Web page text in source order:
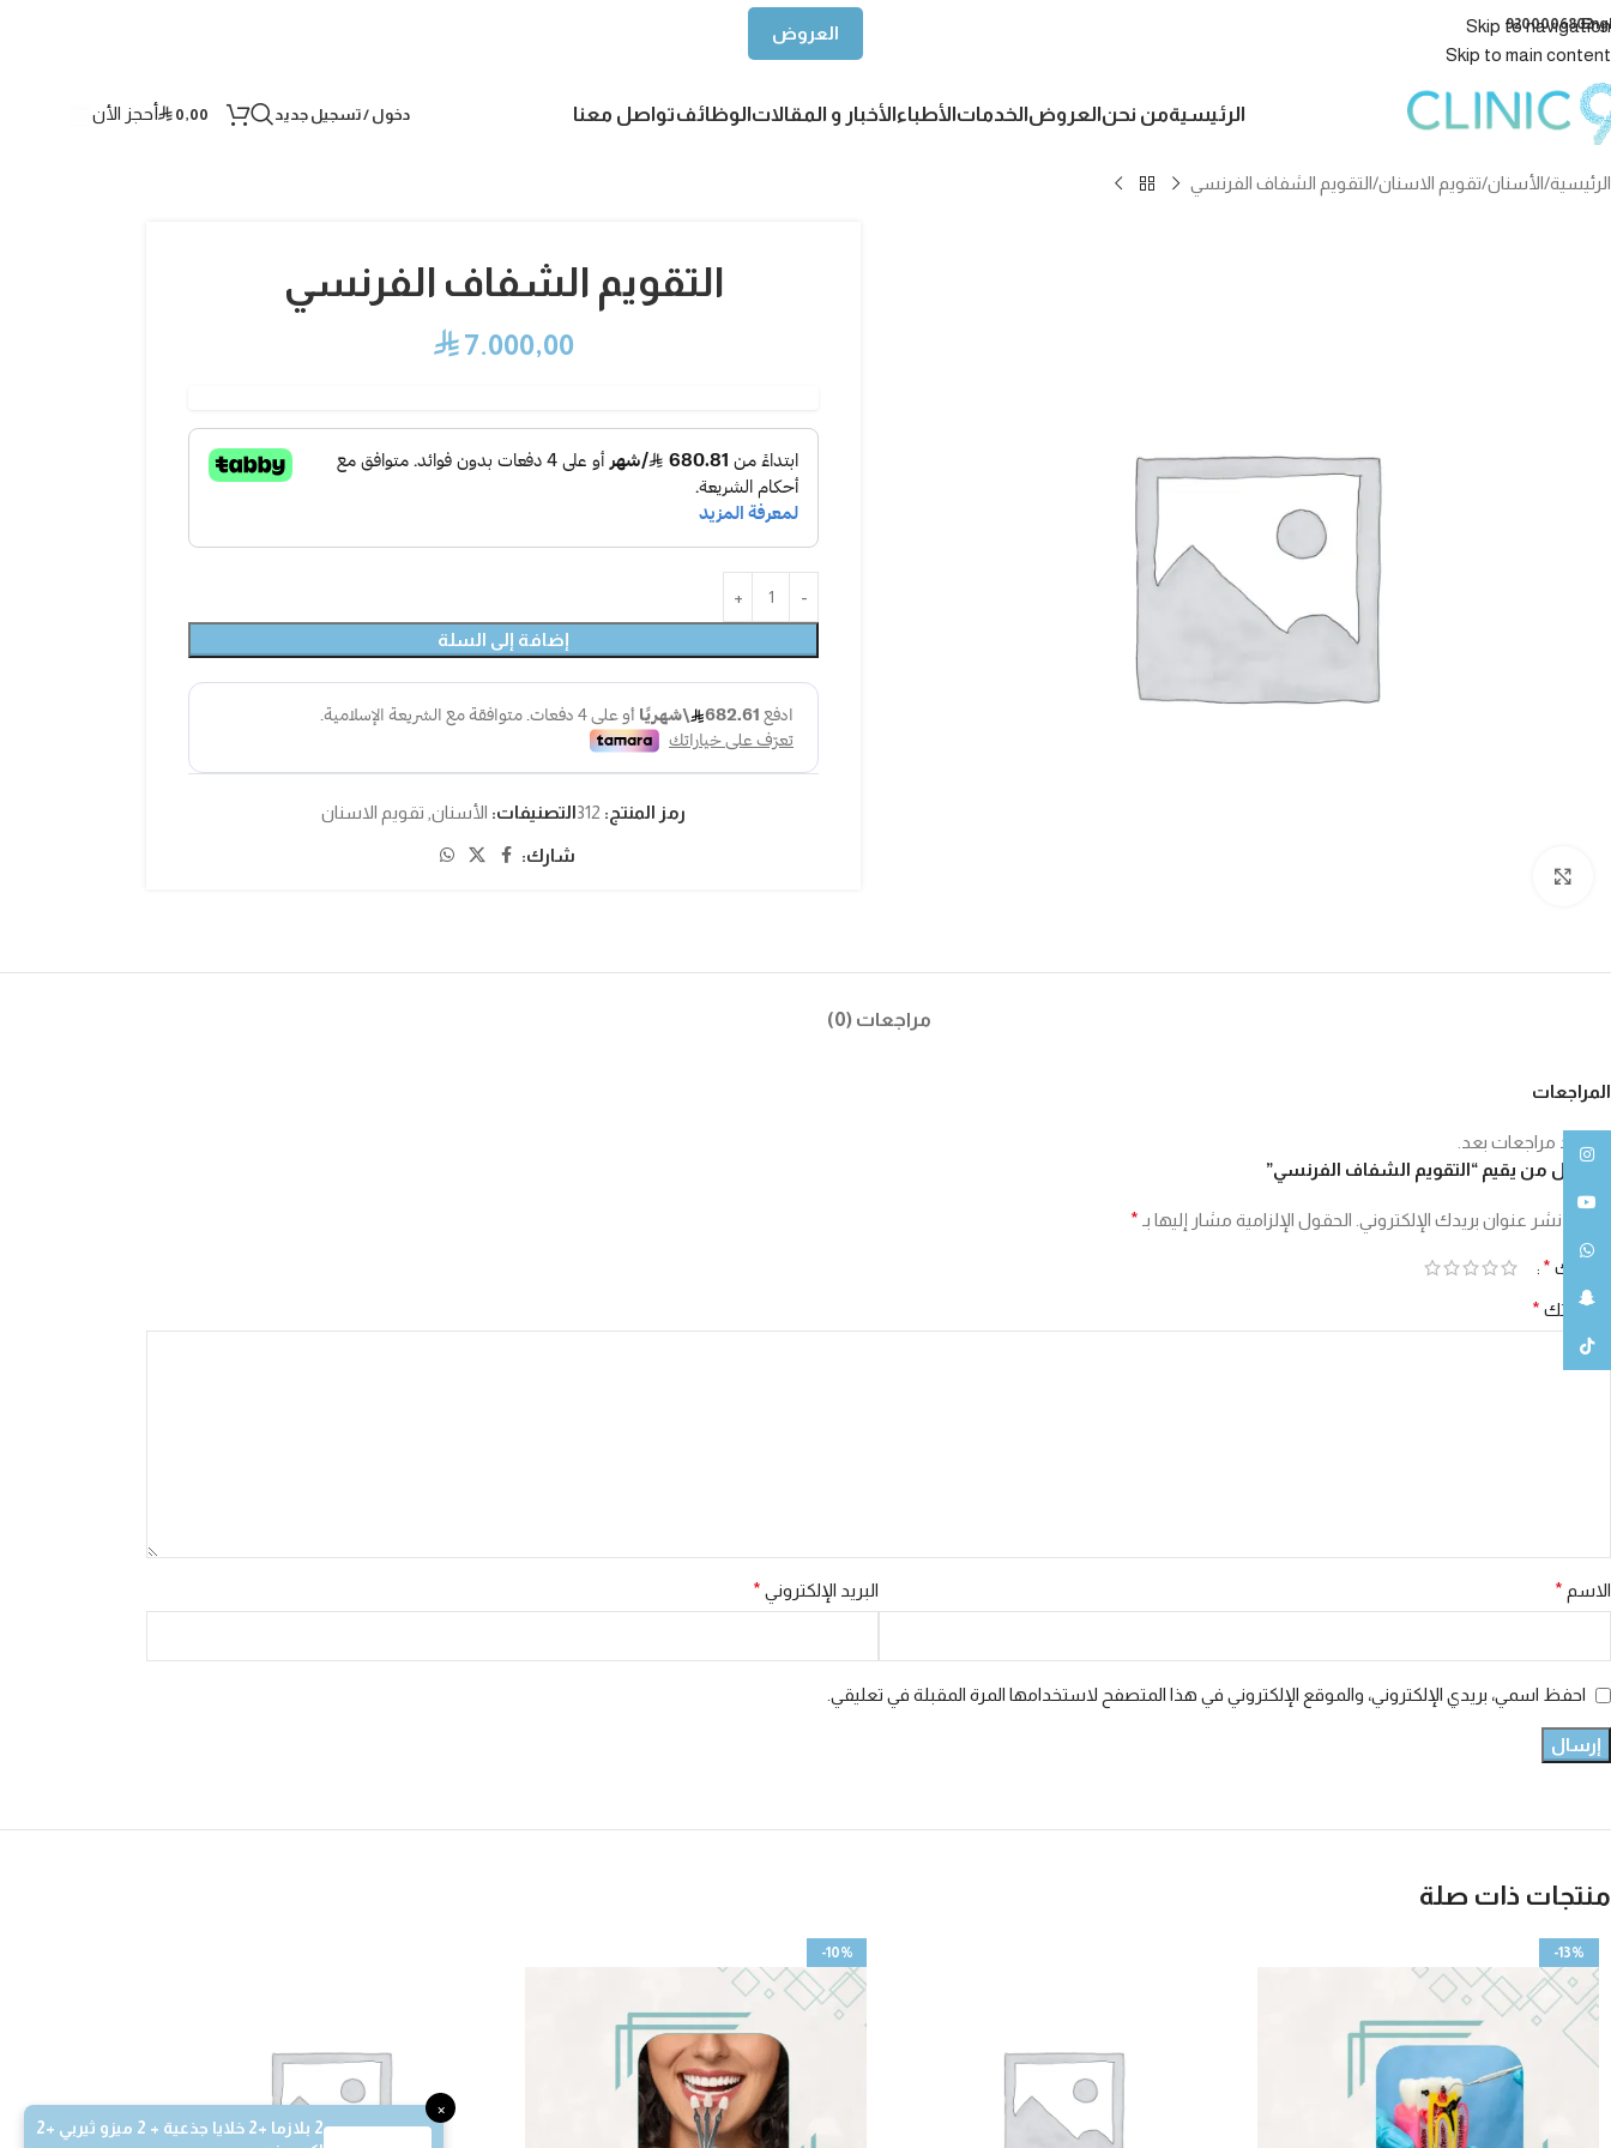
×
2 بلازما +2 خلايا جذعية + 2 ميزو ثيربي +2
Skip to navigation
Skip to main content
9200006802 العروض
الرئيسيةمن نحنالعروضالخدماتالأطباءالأخبار و المقالاتالوظائفتواصل معنا دخول / تسجيل جديد ⃁ 0,00 أحجز الأن
الرئيسية الأسنان تقويم الاسنان التقويم الشفاف الفرنسي
التقويم الشفاف الفرنسي
⃁7.000,00
إضافة إلى السلة
رمز المنتج: 312التصنيفات: الأسنان, تقويم الاسنان
شارك:
مراجعات (0)
المراجعات
لا توجد مراجعات بعد.
كن أول من يقيم “التقويم الشفاف الفرنسي”
لن يتم نشر عنوان بريدك الإلكتروني. الحقول الإلزامية مشار إليها بـ *
تقييمك *
مراجعتك *
الاسم * البريد الإلكتروني *
احفظ اسمي، بريدي الإلكتروني، والموقع الإلكتروني في هذا المتصفح لاستخدامها المرة المقبلة في تعليقي.
منتجات ذات صلة
-13%
-10%
انستغرام
سناب شات